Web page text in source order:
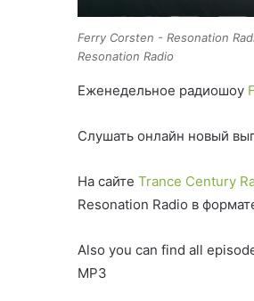
Ferry Corsten - Resonation
Resonation Radio
Еженедельное радиошоу
Слушать онлайн новый
На сайте Trance Century
Resonation Radio в
Also you can find all
MP3